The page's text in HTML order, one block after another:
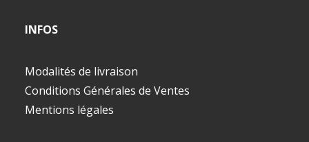
INFOS
Modalités de livraison
Conditions Générales de Ventes
Mentions légales